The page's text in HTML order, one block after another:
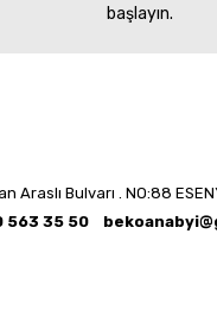
başlayın.
Araslı Bulvarı . NO:88
563 35 50